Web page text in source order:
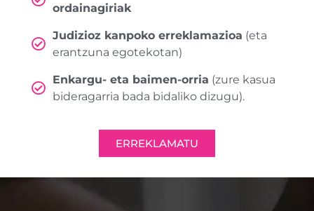
ordainagiriak
Judizioz kanpoko erreklamazioa (eta
erantzuna egotekotan)
Enkargu- eta baimen-orria (zure kasua
bideragarria bada bidaliko dizugu).
ERREKLAMATU